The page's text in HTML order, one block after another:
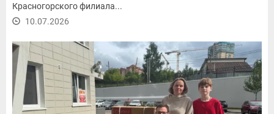
Красногорского филиала...
10.07.2026